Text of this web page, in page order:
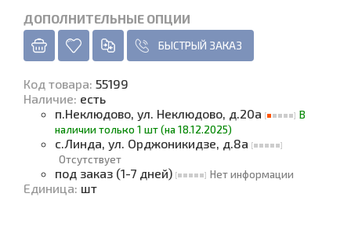
ДОПОЛНИТЕЛЬНЫЕ ОПЦИИ
БЫСТРЫЙ ЗАКАЗ
Код товара: 55199
Наличие: есть
п.Неклюдово, ул. Неклюдово, д.20а
В
наличии только 1 шт (на 18.12.2025)
с.Линда, ул. Орджоникидзе, д.8а
Отсутствует
под заказ (1-7 дней) Нет информации
Единица: шт